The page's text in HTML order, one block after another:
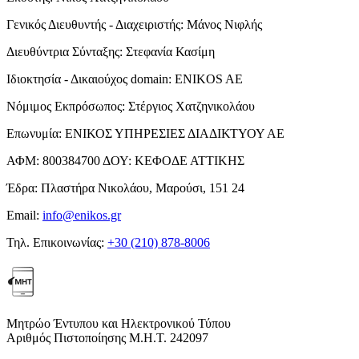
Γενικός Διευθυντής - Διαχειριστής: Μάνος Νιφλής
Διευθύντρια Σύνταξης: Στεφανία Κασίμη
Ιδιοκτησία - Δικαιούχος domain: ENIKOS AE
Νόμιμος Εκπρόσωπος: Στέργιος Χατζηνικολάου
Επωνυμία: ΕΝΙΚΟΣ ΥΠΗΡΕΣΙΕΣ ΔΙΑΔΙΚΤΥΟΥ ΑΕ
ΑΦΜ: 800384700 ΔΟΥ: ΚΕΦΟΔΕ ΑΤΤΙΚΗΣ
Έδρα: Πλαστήρα Νικολάου, Μαρούσι, 151 24
Email: info@enikos.gr
Τηλ. Επικοινωνίας: +30 (210) 878-8006
Μητρώο Έντυπου και Ηλεκτρονικού Τύπου
Αριθμός Πιστοποίησης Μ.Η.Τ. 242097